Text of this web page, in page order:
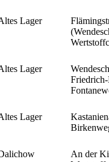
Lager
Lager
Friedrich-
Lager
An der